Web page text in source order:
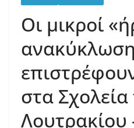
Οι μικροί
στα
Λουτρακίου